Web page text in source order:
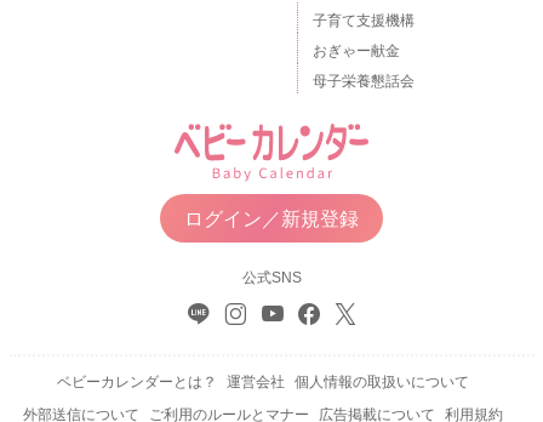
子育て支援機構
おぎゃー献金
母子栄養懇話会
ログイン／新規登録
公式SNS
ベビーカレンダーとは？ 運営会社
個人情報の取扱いについて
外部送信について
ご利用のルールとマナー 広告掲載について 利用規約